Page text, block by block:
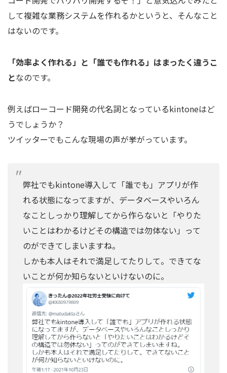
して複雑な業務システムを作れるかというと、そんなこと
はないのです。
「効率よく作れる」と「誰でも作れる」はまったく違うこ
となのです。
例えばローコード開発の代名詞となっているkintoneはど
うでしょうか？
ツイッターでもこんな現場の声が挙がっています。
弊社でもkintone導入して「誰でも」アプリが作
れる状態になってますが、データベースやいろん
なことしっかり理解してから作らないと「やりた
いことはわかるけどその構造では勿体ない」って
のができてしまいますね。
しかも本人はそれで満足してたりして。できてな
いことが何か知らないといけないのに。